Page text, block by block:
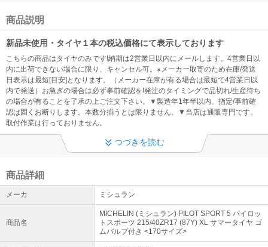
ん）②お問合せは「メール」でお願い致します。③お支払い方法・
【※重要※】
@kaago.comドメインを 必ず受信許可してください！ ※発送のご連
絡、入金先の案内メールが確認出来なくなる為
◆ 製造年について
【製造1年半以内】※製造年、国の指定・事前確認不可、過度に拘る
方は注文をお控え下さい（問い合わせをしても対応できません。）
◆ ご購入についての注意事項
で、欠品・生産待ち（約1ヶ月以上）の場合がございます。 ②店頭
販売・取付作業・お車との適合確認は出来ません。
電話での問合せはご遠慮ください。 メールでのご回答は随時行いま
す。【！円滑な業務環境へのご協力をお願いいたします！】※土日祝
商品説明
新品未使用・タイヤ１本の税込価格にて表示しております
こちらの商品はタイヤのみです!納期は2営業日以内にメールします。4営業日以
内に出荷できない場合に限り、キャンセル可。※メーカー取寄のため在庫/発送
日表示は最短[目安]となります。（メーカー在庫が有る場合は最短で4営業日以
内で発送）お急ぎの場合は必ず事前確認を!発注のタイミングで品切れ/生産待ち
の場合が有ることを了承の上ご注文下さい。▼製造年1年半以内、指定/事前確
認は固くお断りします。本数分揃うとは限りません。▼当店は通販専門です。
取付作業は行っておりません。
つづきを読む
商品詳細
メーカ ミシュラン
商品名
MICHELIN (ミシュラン) PILOT SPORT 5 パイロッ
トスポーツ 215/40ZR17 (87Y) XL サマータイヤ ゴ
ムバルブ付き <170サイズ>